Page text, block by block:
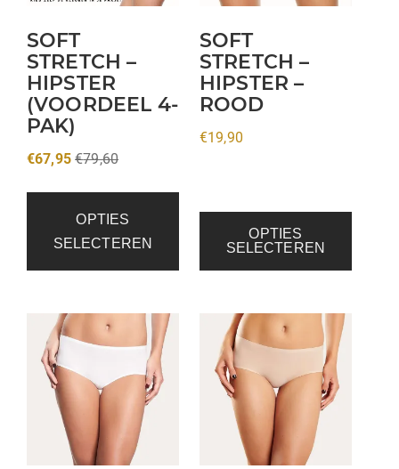
SOFT
STRETCH –
HIPSTER
(VOORDEEL 4-
PAK)
€67,95 €79,60
OPTIES
SELECTEREN
SOFT
STRETCH –
HIPSTER –
ROOD
€19,90
OPTIES
SELECTEREN
optie
kan
gekozen
worden
op
de
product
heeft
meerdere
variaties.
product
heeft
meerdere
variaties.